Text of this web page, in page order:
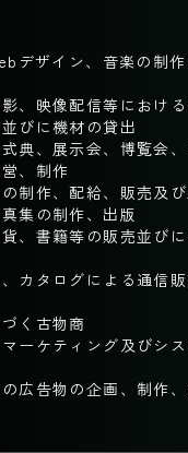
デザイン、音楽の制
、映像配信等におけ
びに機材の貸出
典、展示会、博覧会
、制作
制作、配給、販売及
集の制作、出版
、書籍等の販売並び
カタログによる通信
く古物商
ーケティング及びシ
広告物の企画、制作